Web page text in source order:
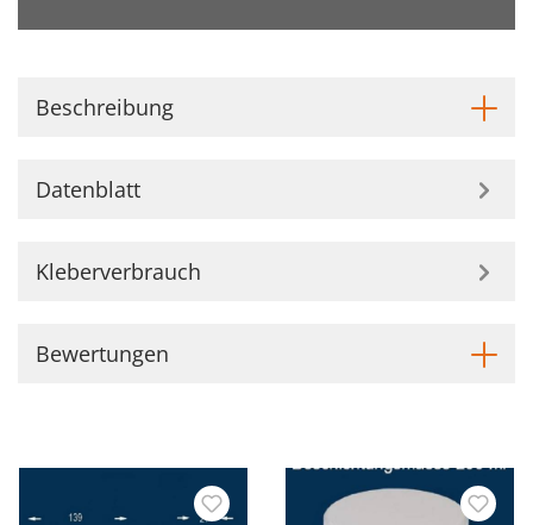
Beschreibung
Datenblatt
Kleberverbrauch
Bewertungen